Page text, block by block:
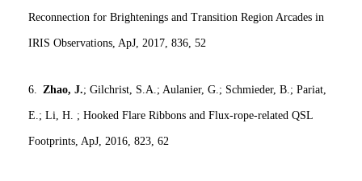
Reconnection for Brightenings and Transition Region Arcades in
IRIS Observations, ApJ, 2017, 836, 52
6. Zhao, J.; Gilchrist, S.A.; Aulanier, G.; Schmieder, B.; Pariat,
E.; Li, H. ; Hooked Flare Ribbons and Flux-rope-related QSL
Footprints, ApJ, 2016, 823, 62